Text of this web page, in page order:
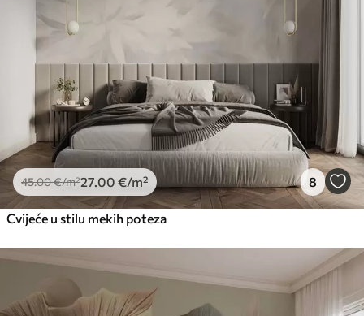
45.00€/m²27 .00 €/m² 8
Cvijeće u stilu mekih poteza